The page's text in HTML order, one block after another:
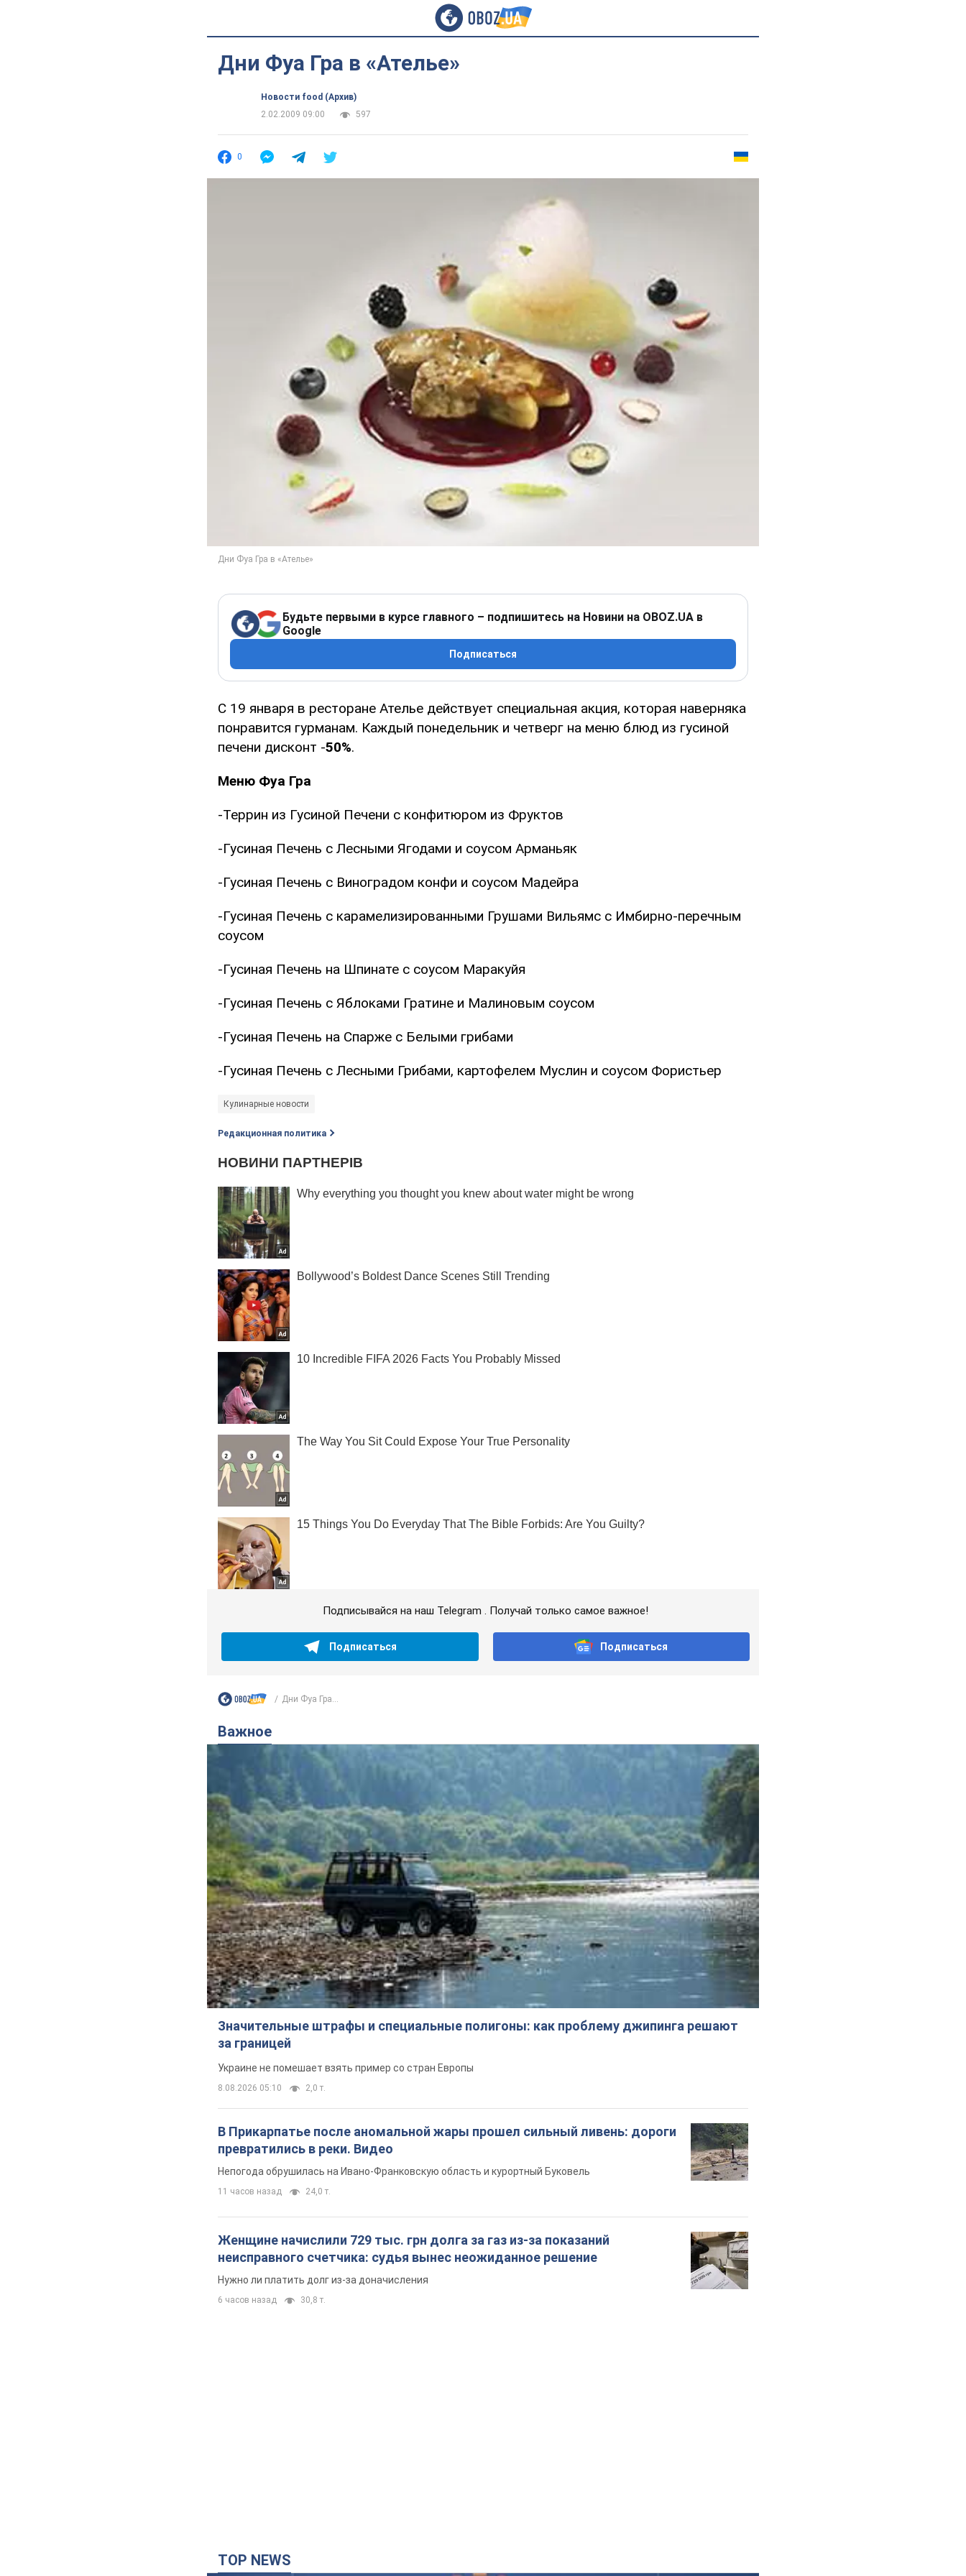
Дни Фуа Гра в «Ателье»
Новости food (Архив)
2.02.2009 09:00
597
0
Будьте первыми в курсе главного – подпишитесь на Новини на OBOZ.UA в
Google
Подписаться
C 19 января в ресторане Ателье действует специальная акция, которая наверняка
понравится гурманам. Каждый понедельник и четверг на меню блюд из гусиной
печени дисконт -50%.
Меню Фуа Гра
-Террин из Гусиной Печени с конфитюром из Фруктов
-Гусиная Печень с Лесными Ягодами и соусом Арманьяк
-Гусиная Печень с Виноградом конфи и соусом Мадейра
-Гусиная Печень с карамелизированными Грушами Вильямс с Имбирно-перечным
соусом
-Гусиная Печень на Шпинате с соусом Маракуйя
-Гусиная Печень с Яблоками Гратине и Малиновым соусом
-Гусиная Печень на Спарже с Белыми грибами
-Гусиная Печень с Лесными Грибами, картофелем Муслин и соусом Фористьер
Кулинарные новости
Редакционная политика
Подписывайся на наш Telegram . Получай только самое важное!
Подписаться Подписаться
Дни Фуа Гра...
Важное
Значительные штрафы и специальные полигоны: как проблему джипинга решают
за границей
Украине не помешает взять пример со стран Европы
8.08.2026 05:10 2,0 т.
В Прикарпатье после аномальной жары прошел сильный ливень: дороги
превратились в реки. Видео
Непогода обрушилась на Ивано-Франковскую область и курортный Буковель
11 часов назад 24,0 т.
Женщине начислили 729 тыс. грн долга за газ из-за показаний
неисправного счетчика: судья вынес неожиданное решение
Нужно ли платить долг из-за доначисления
6 часов назад 30,8 т.
TOP NEWS